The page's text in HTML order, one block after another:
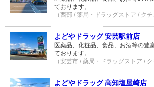
ております。
（西部 / 薬局・ドラッグストア / クチ
よどやドラッグ 安芸駅前店
医薬品、化粧品、食品、お酒等の豊
ております。
（安芸市 / 薬局・ドラッグストア / ク
よどやドラッグ 高知塩屋崎店